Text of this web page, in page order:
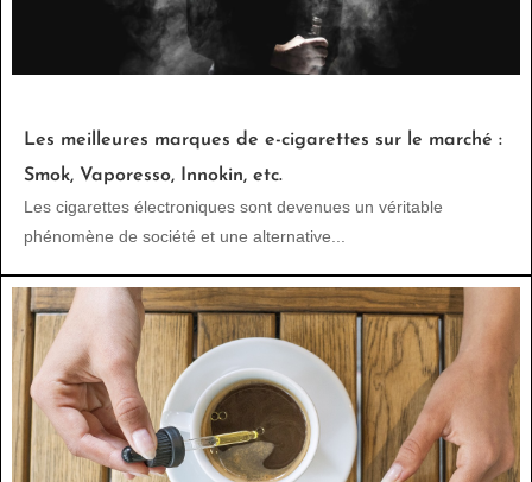
Les meilleures marques de e-cigarettes sur le marché :
Smok, Vaporesso, Innokin, etc.
Les cigarettes électroniques sont devenues un véritable
phénomène de société et une alternative...